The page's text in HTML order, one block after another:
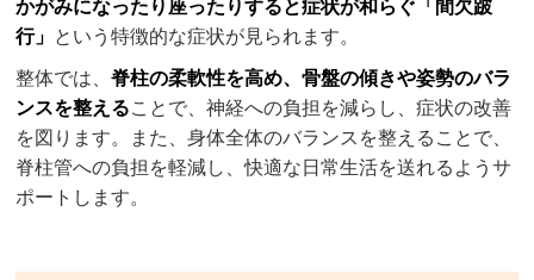
かがみになったり座ったりすると症状が和らぐ「間欠跛
行」 という特徴的な症状が見られます。
整体では、脊柱の柔軟性を高め、骨盤の傾きや姿勢のバラ
ンスを整えることで、神経への負担を減らし、症状の改善
を図ります。また、身体全体のバランスを整えることで、
脊柱管への負担を軽減し、快適な日常生活を送れるようサ
ポートします。